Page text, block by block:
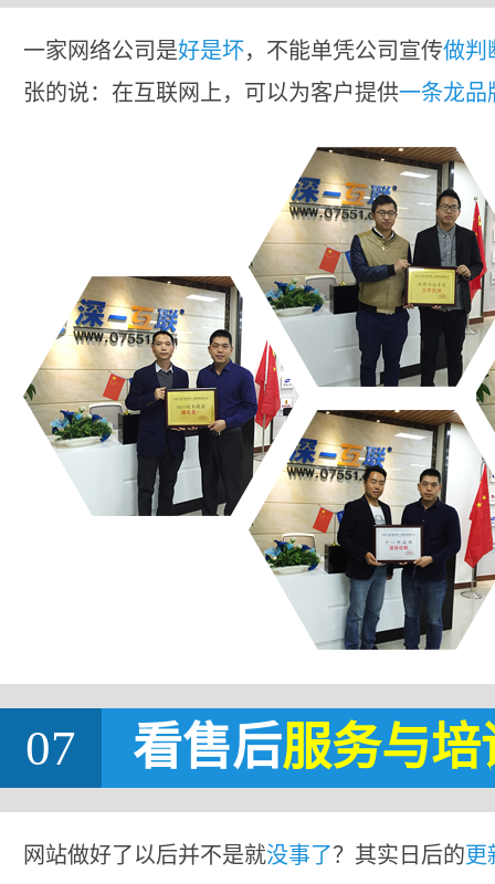
一家网络公司是好是坏，不能单凭公司宣传做判
张的说：在互联网上，可以为客户提供一条龙品
07 看售后服务与培
网站做好了以后并不是就没事了？其实日后的更